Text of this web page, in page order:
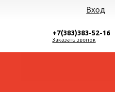
Вход
+7(383)383-52-16
Заказать звонок